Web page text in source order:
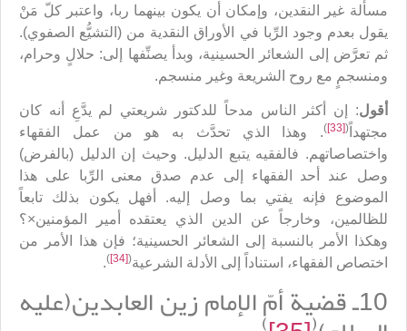
مسألة غير النقدين، وإمكان أن يكون بينهما ربا، واعتبر كلّ مَنْ
يقول بعدم وجود الرِّبا في الأوراق النقدية من (التشيُّع الصفوي).
ثم تعرَّض إلى الشعائر الحسينية، وبدأ يصنِّفها إلى: حلالٍ وحرام،
ومنسجمٍ مع روح الشريعة وغير منسجم.
أقول: إن أكثر الناس مدحاً للدكتور شريعتي لم يدَّعِ أنه كان
مجتهداً (
[33]
). وهذا الذي تحدَّث به هو من عمل الفقهاء
واختصاصاتهم. فالفقيه يتبع الدليل. وحيث إن الدليل (بالفرض)
وصل عند أحد الفقهاء إلى عدم صدق معنى الرِّبا على هذا
الموضوع فإنه يفتي بما وصل إليه. أفهل يكون بذلك تابعاً
للظالمين، وخارجاً عن الدين الذي يعتقده أمير المؤمنين×؟
وهكذا الأمر بالنسبة إلى الشعائر الحسينية؛ فإن هذا الأمر من
اختصاص الفقهاء، استناداً إلى الأدلة الشرعية(
[34]
)
.
10ـ قضية أمّ الإمام زين العابدين(عليه